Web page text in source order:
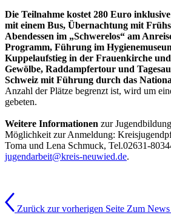
Die Teilnahme kostet 280 Euro
mit einem Bus, Übernachtung mit
Abendessen im „Schwerelos“ am
Programm, Führung im
Kuppelaufstieg in der Frauenkirche
Gewölbe, Raddampfertour und
Schweiz mit Führung durch das
Anzahl der Plätze begrenzt ist, wird um
gebeten.
Weitere Informationen zur
Möglichkeit zur Anmeldung:
Toma und Lena Schmuck, Tel.02631-
jugendarbeit@kreis-neuwied.de.
Zurück zur vorherigen Seite Zum